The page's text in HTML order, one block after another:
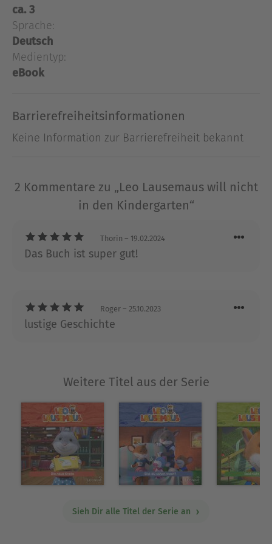
genauso wie alle anderen kleinen Kinder auf
dieser Welt. Die wunderbaren Illustrationen und
liebevollen Texte zum Vorlesen zeigen, dass es
auch kleinen Mäusen nicht leicht fällt' Mamas
Rockzipfel' los zu lassen.
ca. 3
Sprache:
Deutsch
Medientyp:
eBook
Barrierefreiheitsinformationen
Keine Information zur Barrierefreiheit bekannt
2 Kommentare zu „Leo Lausemaus will nicht
in den Kindergarten“
Thorin – 19.02.2024
Das Buch ist super gut!
Roger – 25.10.2023
lustige Geschichte
Weitere Titel aus der Serie
Sieh Dir alle Titel der Serie an